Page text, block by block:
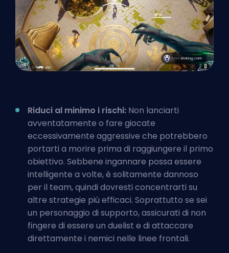
Riduci al minimo i rischi: Non lanciarti
avventatamente o fare giocate
eccessivamente aggressive che potrebbero
portarti a morire prima di raggiungere il primo
obiettivo. Sebbene ingannare possa essere
intelligente a volte, è solitamente dannoso
per il team, quindi dovresti concentrarti su
altre strategie più efficaci. Soprattutto se sei
un personaggio di supporto, assicurati di non
fingere di essere un duelist e di attaccare
direttamente i nemici nelle linee frontali.